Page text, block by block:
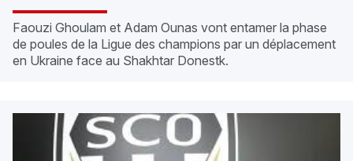
Faouzi Ghoulam et Adam Ounas vont entamer la phase
de poules de la Ligue des champions par un déplacement
en Ukraine face au Shakhtar Donestk.